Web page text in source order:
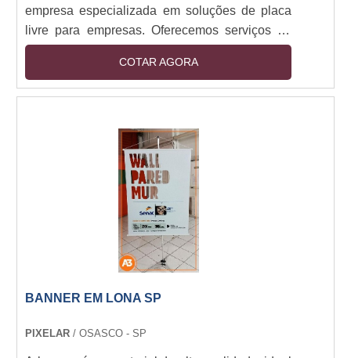
empresa especializada em soluções de placa
livre para empresas. Oferecemos serviços de
placa livre para empresas de todos os
tamanhos, desde pequenas empresas até
grandes corporações. Nossa equipe de
para garantir que nossos clientes obtenham o
melhor serviço possível. Nossos serviços
incluem a criação de placas livres, a instalação
de placas livres, a manutenção de placas livres
e a gestão de placas livres. Além disso,
oferecemos serviços de consultoria para ajudar
nossos clientes a tomar as melhores decisões
para suas necessidades de placa livre. Se você
para sua empresa, entre em contato conosco
COTAR AGORA
BANNER EM LONA SP
PIXELAR/ OSASCO - SP